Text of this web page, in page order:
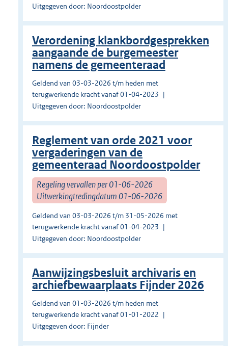
Uitgegeven door: Noordoostpolder
Verordening klankbordgesprekken
aangaande de burgemeester
namens de gemeenteraad
Geldend van 03-03-2026 t/m heden met
terugwerkende kracht vanaf 01-04-2023
Uitgegeven door: Noordoostpolder
Reglement van orde 2021 voor
vergaderingen van de
gemeenteraad Noordoostpolder
Regeling vervallen per 01-06-2026
Uitwerkingtredingdatum 01-06-2026
Geldend van 03-03-2026 t/m 31-05-2026 met
terugwerkende kracht vanaf 01-04-2023
Uitgegeven door: Noordoostpolder
Aanwijzingsbesluit archivaris en
archiefbewaarplaats Fijnder 2026
Geldend van 01-03-2026 t/m heden met
terugwerkende kracht vanaf 01-01-2022
Uitgegeven door: Fijnder